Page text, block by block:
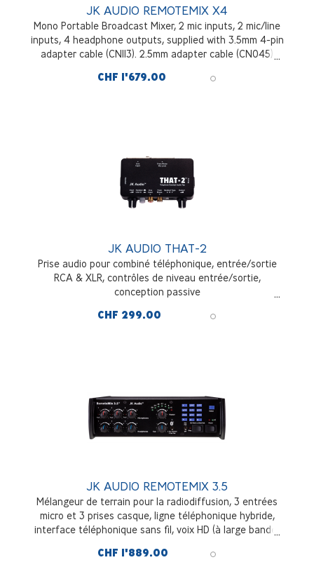
JK AUDIO REMOTEMIX X4
Mono Portable Broadcast Mixer, 2 mic inputs, 2 mic/line
inputs, 4 headphone outputs, supplied with 3.5mm 4-pin
adapter cable (CN113). 2.5mm adapter cable (CN045)
CHF 1'679.00
JK AUDIO THAT-2
Prise audio pour combiné téléphonique, entrée/sortie
RCA & XLR, contrôles de niveau entrée/sortie,
conception passive
CHF 299.00
JK AUDIO REMOTEMIX 3.5
Mélangeur de terrain pour la radiodiffusion, 3 entrées
micro et 3 prises casque, ligne téléphonique hybride,
interface téléphonique sans fil, voix HD (à large bande)
CHF 1'889.00